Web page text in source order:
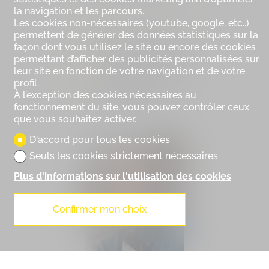
+41 (0) 79 195 15 63
+41 (0) 27 480 10 37
iryna@trustimmobilier.ch
la navigation et les parcours.
Les cookies non-nécessaires (youtube, google, etc..)
permettent de générer des données statistiques sur la
façon dont vous utilisez le site ou encore des cookies
permettant d’afficher des publicités personnalisées sur
leur site en fonction de votre navigation et de votre
profil.
À l’exception des cookies nécessaires au
fonctionnement du site, vous pouvez contrôler ceux
que vous souhaitez activer.
D'accord pour tous les cookies
Seuls les cookies strictement nécessaires
Plus d'informations sur l'utilisation des cookies
Confirmer mon choix